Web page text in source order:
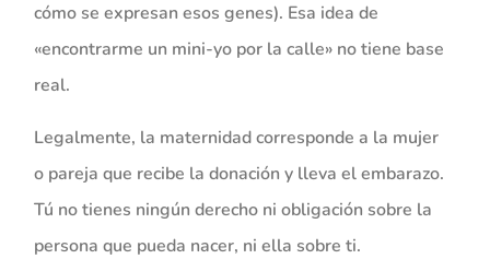
cómo se expresan esos genes). Esa idea de
«encontrarme un mini-yo por la calle» no tiene base
real.
Legalmente, la maternidad corresponde a la mujer
o pareja que recibe la donación y lleva el embarazo.
Tú no tienes ningún derecho ni obligación sobre la
persona que pueda nacer, ni ella sobre ti.